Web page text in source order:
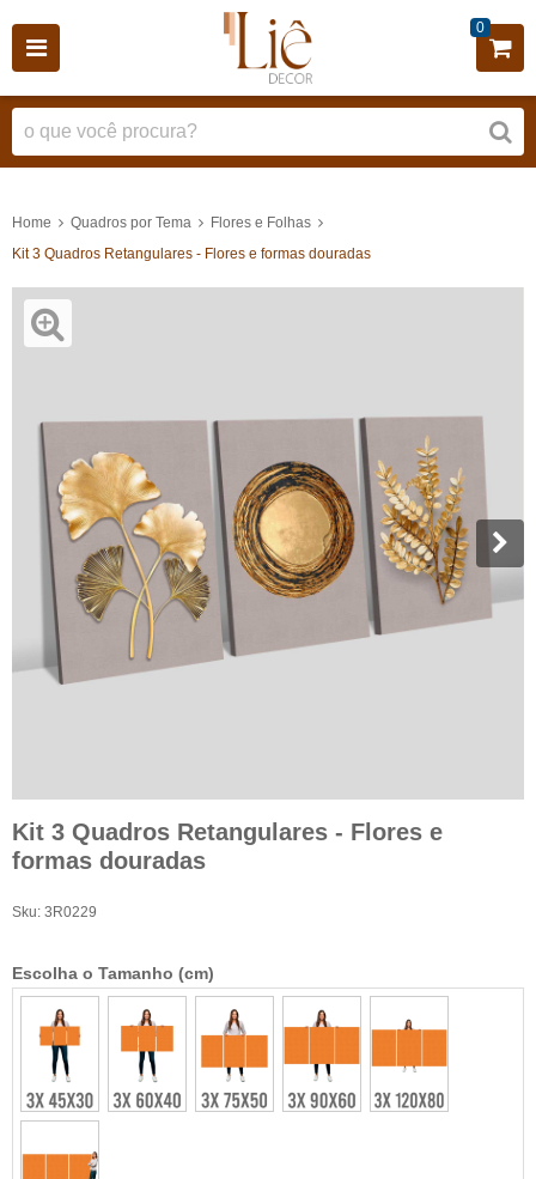
0
Home Quadros por Tema
Flores e Folhas
Kit 3 Quadros Retangulares - Flores e formas douradas
Kit 3 Quadros Retangulares - Flores e
formas douradas
Sku: 3R0229
Escolha o Tamanho (cm)